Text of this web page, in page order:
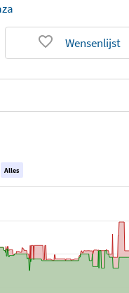
Wensenlijst
Alles